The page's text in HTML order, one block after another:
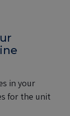
in your
for the unit